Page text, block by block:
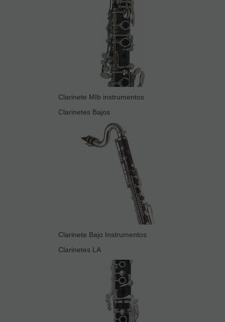
Clarinete MIb instrumentos
Clarinetes Bajos
Clarinete Bajo Instrumentos
Clarinetes LA